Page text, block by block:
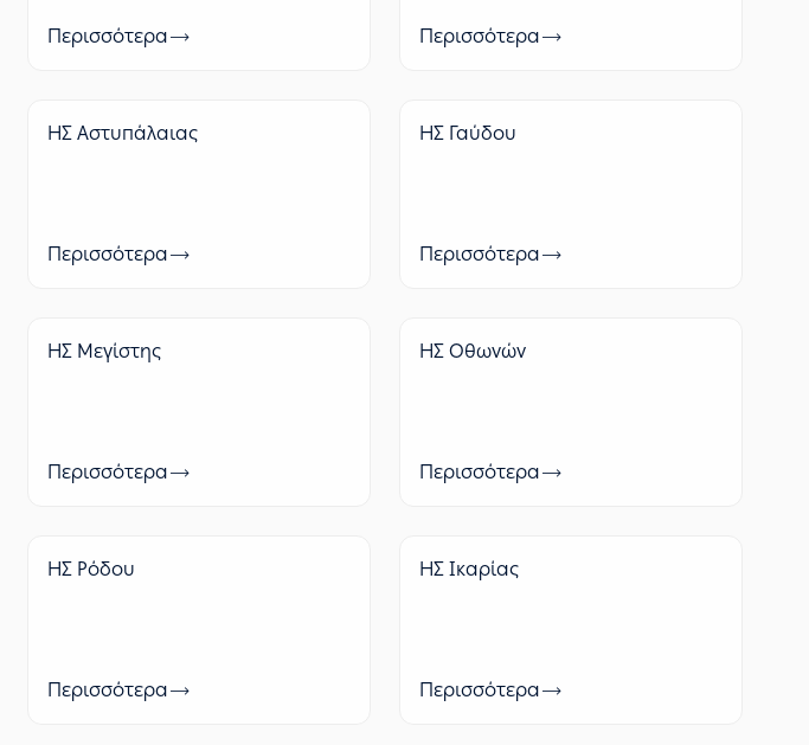
Περισσότερα Περισσότερα
ΗΣ Αστυπάλαιας
Περισσότερα
ΗΣ Γαύδου
Περισσότερα
ΗΣ Μεγίστης
Περισσότερα
ΗΣ Οθωνών
Περισσότερα
ΗΣ Ρόδου
Περισσότερα
ΗΣ Ικαρίας
Περισσότερα